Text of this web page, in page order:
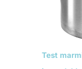
Test